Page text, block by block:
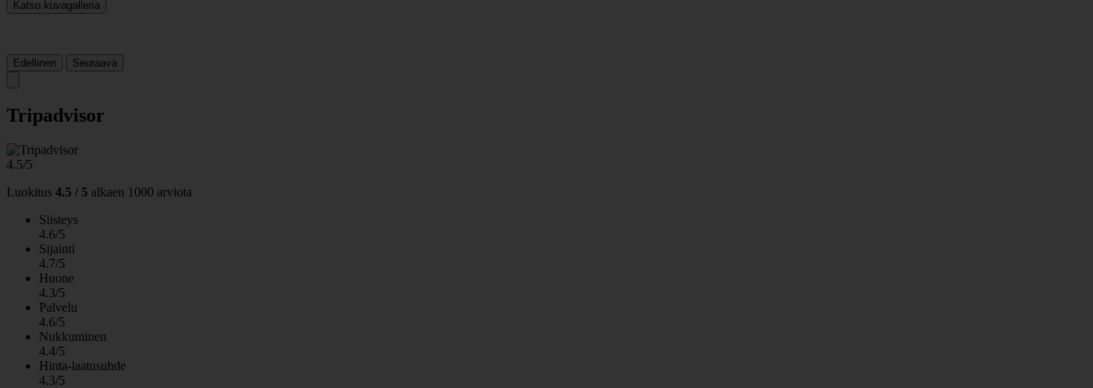
Katso kuvagalleria
Edellinen Seuraava
Tripadvisor
4.5/5
Luokitus 4.5 / 5 alkaen 1000 arviota
Siisteys
4.6/5
Sijainti
4.7/5
Huone
4.3/5
Palvelu
4.6/5
Nukkuminen
4.4/5
Hinta-laatusuhde
4.3/5